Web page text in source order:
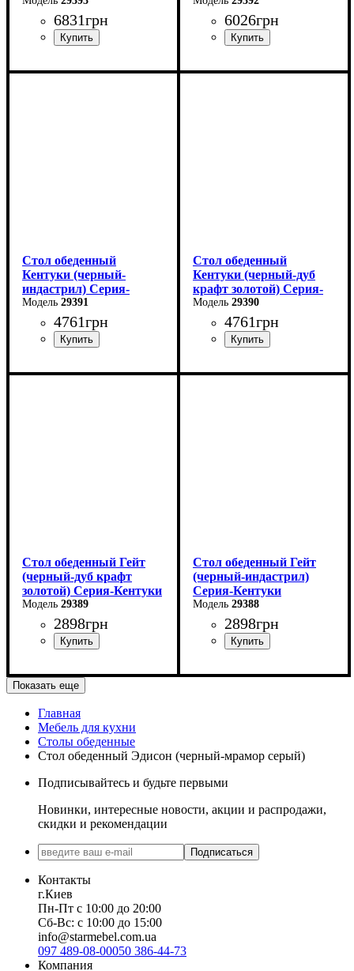
6831грн
Ширина: 120 см
6026грн
Длина: 110 см
Стол обеденный
Кентуки (черный-
индастрил) Серия-
Кентуки29391
4761грн
Длина: 120 см
Стол обеденный
Кентуки (черный-дуб
крафт золотой) Серия-
Кентуки29390
4761грн
Длина: 120 см
Стол обеденный Гейт
(черный-дуб крафт
золотой) Серия-Кентуки
29389
2898грн
Длина: 120 см
Ширина: 80 см
Высота - 75 см.
Стол обеденный Гейт
(черный-индастрил)
Серия-Кентуки
29388
2898грн
Длина: 120 см
Показать еще
Главная
Мебель для кухни
Столы обеденные
Стол обеденный Эдисон (черный-мрамор серый)
Подписывайтесь и будьте первыми
Новинки, интересные новости, акции и распродажи,
скидки и рекомендации
Подписаться
Контакты
г.Киев
Пн-Пт с 10:00 до 20:00
Сб-Вс: с 10:00 до 15:00
info@starmebel.com.ua
097 489-08-00050 386-44-73
Компания